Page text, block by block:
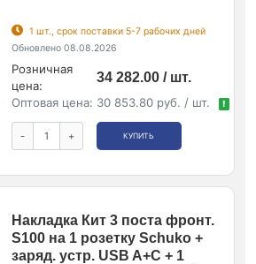
1 шт., срок поставки 5-7 рабочих дней
Обновлено 08.08.2026
Розничная
цена:
34 282.00 / шт.
Оптовая цена: 30 853.80 руб. / шт. !
- + КУПИТЬ
Накладка Кит 3 поста фронт.
S100 на 1 розетку Schuko +
заряд. устр. USB A+C + 1